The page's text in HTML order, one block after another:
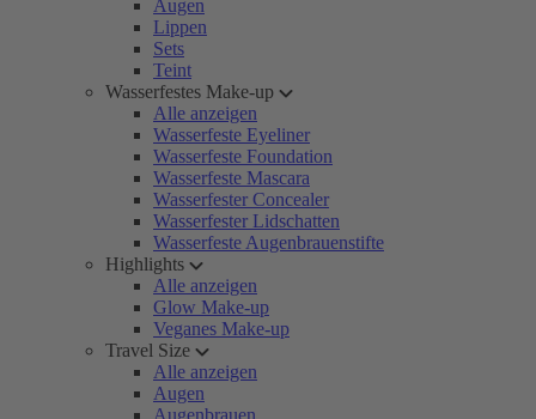
Augen
Lippen
Sets
Teint
Wasserfestes Make-up
Alle anzeigen
Wasserfeste Eyeliner
Wasserfeste Foundation
Wasserfeste Mascara
Wasserfester Concealer
Wasserfester Lidschatten
Wasserfeste Augenbrauenstifte
Highlights
Alle anzeigen
Glow Make-up
Veganes Make-up
Travel Size
Alle anzeigen
Augen
Augenbrauen